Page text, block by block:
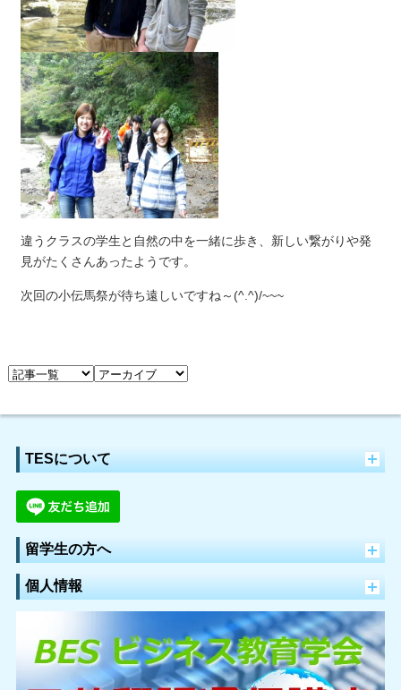
違うクラスの学生と自然の中を一緒に歩き、新しい繋がりや発
見がたくさんあったようです。
次回の小伝馬祭が待ち遠しいですね～(^.^)/~~~
TESについて
留学生の方へ
個人情報